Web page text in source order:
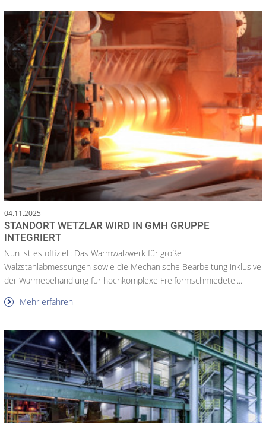
04.11.2025
STANDORT WETZLAR WIRD IN GMH GRUPPE
INTEGRIERT
Nun ist es offiziell: Das Warmwalzwerk für große
Walzstahlabmessungen sowie die Mechanische Bearbeitung inklusive
der Wärmebehandlung für hochkomplexe Freiformschmiedetei...
Mehr erfahren